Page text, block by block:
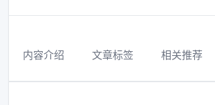
内容介绍 文章标签 相关推荐